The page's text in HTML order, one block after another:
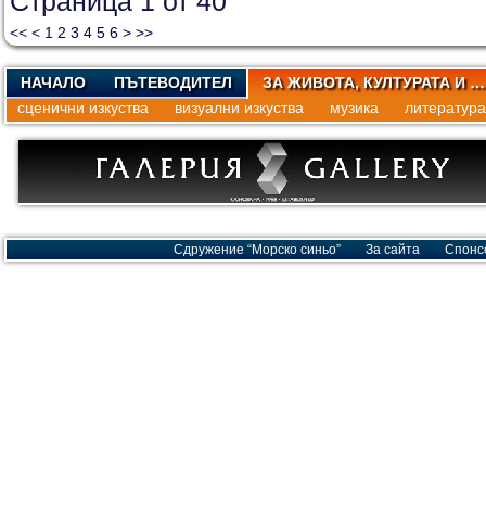
<< < 1 2 3 4 5 6 > >>
НАЧАЛО ПЪТЕВОДИТЕЛ
ЗА ЖИВОТА, КУЛТУРАТА И …
сценични изкуства
визуални изкуства музика литература
Сдружение “Морско синьо” За сайта